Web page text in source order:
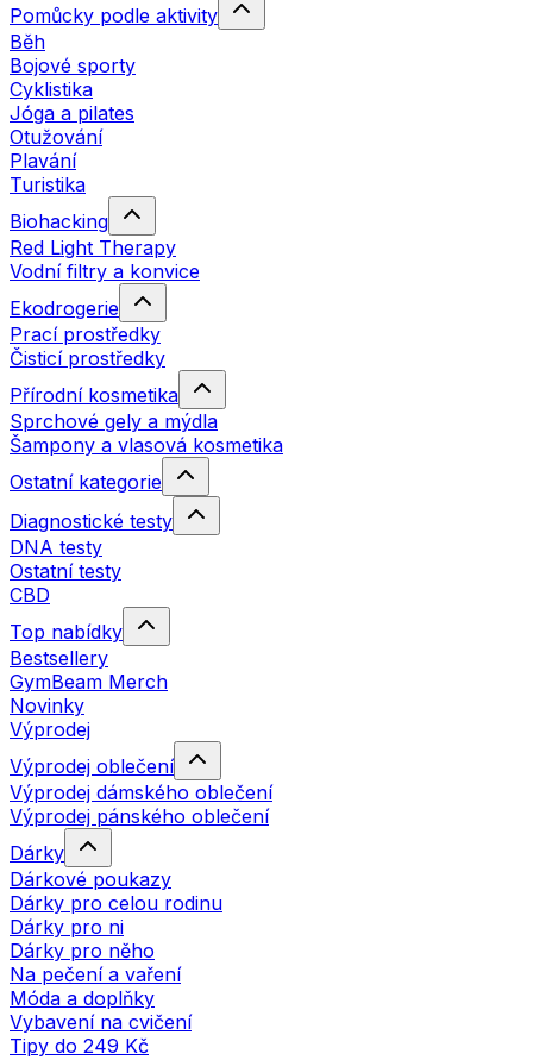
Pomůcky podle aktivity
Běh
Bojové sporty
Cyklistika
Jóga a pilates
Otužování
Plavání
Turistika
Biohacking
Red Light Therapy
Vodní filtry a konvice
Ekodrogerie
Prací prostředky
Čisticí prostředky
Přírodní kosmetika
Sprchové gely a mýdla
Šampony a vlasová kosmetika
Ostatní kategorie
Diagnostické testy
DNA testy
Ostatní testy
CBD
Top nabídky
Bestsellery
GymBeam Merch
Novinky
Výprodej
Výprodej oblečení
Výprodej dámského oblečení
Výprodej pánského oblečení
Dárky
Dárkové poukazy
Dárky pro celou rodinu
Dárky pro ni
Dárky pro něho
Na pečení a vaření
Móda a doplňky
Vybavení na cvičení
Tipy do 249 Kč